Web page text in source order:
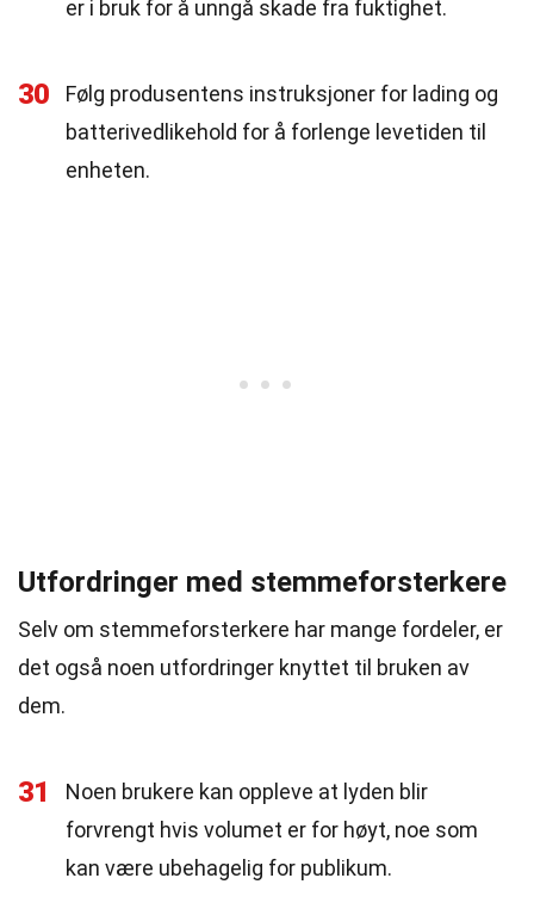
er i bruk for å unngå skade fra fuktighet.
30
Følg produsentens instruksjoner for lading og
batterivedlikehold for å forlenge levetiden til
enheten.
Utfordringer med stemmeforsterkere
Selv om stemmeforsterkere har mange fordeler, er
det også noen utfordringer knyttet til bruken av
dem.
31
Noen brukere kan oppleve at lyden blir
forvrengt hvis volumet er for høyt, noe som
kan være ubehagelig for publikum.